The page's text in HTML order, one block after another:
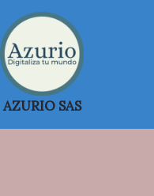
Saltar
al
contenido
AZURIO SAS